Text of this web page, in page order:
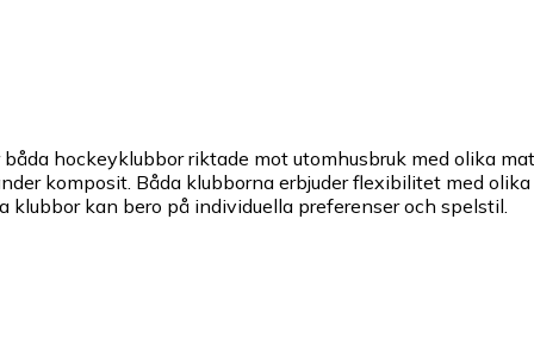
båda hockeyklubbor riktade mot utomhusbruk med olika
komposit. Båda klubborna erbjuder flexibilitet med
kan bero på individuella preferenser och spelstil.